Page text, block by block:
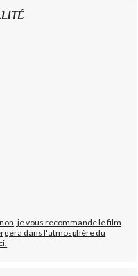
je vous recommande le film
dans l'atmosphère du